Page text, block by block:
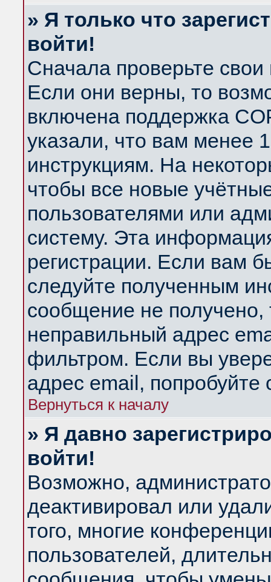
» Я только что
войти!
Сначала проверьте
Если они верны, то
включена поддержка
указали, что вам менее
инструкциям. На
чтобы все новые
пользователями или
систему. Эта
регистрации. Если вам
следуйте полученным
сообщение не получено,
неправильный адрес
фильтром. Если вы
адрес email, попробуйте
Вернуться к началу
» Я давно
войти!
Возможно,
деактивировал или
того, многие
пользователей,